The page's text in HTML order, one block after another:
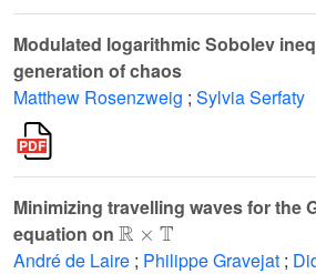
Modulated logarithmic Sobolev
generation of chaos
Matthew Rosenzweig ; Sylvia Serfaty
Minimizing travelling waves for the
equation on
R×T
André de Laire ; Philippe Gravejat ;